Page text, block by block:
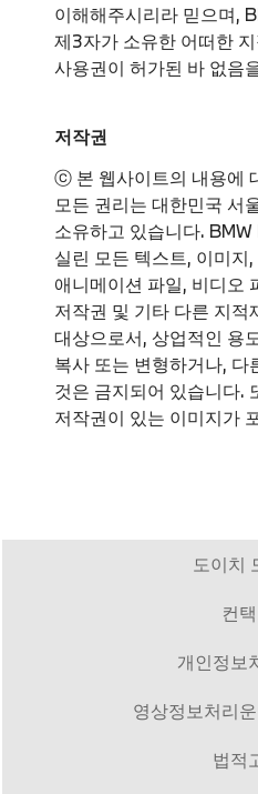
이해해주시리라 믿으며,
제3자가 소유한 어떠한
사용권이 허가된 바 없음
저작권
ⓒ 본 웹사이트의 내용에
모든 권리는 대한민국 서
소유하고 있습니다.
실린 모든 텍스트, 이미지
애니메이션 파일, 비디오
저작권 및 기타 다른 지적
대상으로서, 상업적인 용
복사 또는 변형하거나, 다
것은 금지되어 있습니다.
저작권이 있는 이미지가
도이치
컨
개인정보
영상정보처리
법적